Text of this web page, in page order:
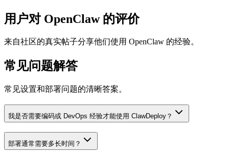
用户对 OpenClaw 的评价
来自社区的真实帖子分享他们使用 OpenClaw 的经验。
常见问题解答
常见设置和部署问题的清晰答案。
我是否需要编码或 DevOps 经验才能使用 ClawDeploy？
部署通常需要多长时间？